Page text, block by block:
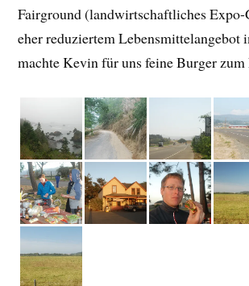
Fairground (landwirtschaftliches Expo-
eher reduziertem Lebensmittelangebot
machte Kevin für uns feine Burger zum